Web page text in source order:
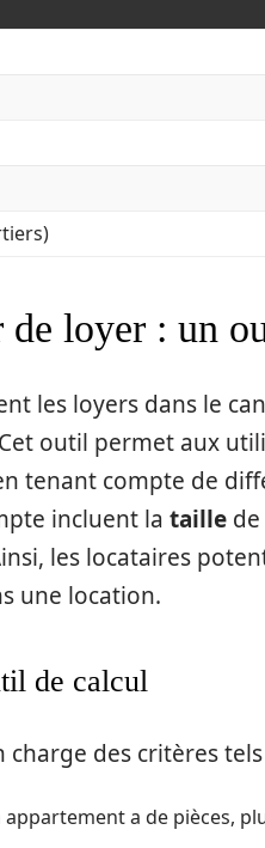
de loyer : un
les loyers dans le
outil permet aux
tenant compte de
incluent la taille
les locataires
une location.
de calcul
des critères
appartement a de pièces,